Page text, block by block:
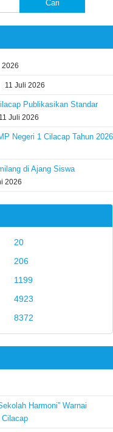
2026
11 Juli 2026
Publikasikan Standar
11 Juli 2026
Negeri 1 Cilacap Tahun 2026
di Ajang Siswa
2026
20
206
1199
4923
8372
Harmoni” Warnai
Cilacap